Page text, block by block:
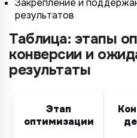
Закрепление и
результатов
Таблица: этапы
конверсии и
результаты
Этап
оптимизации
Правила обработки
https:// your-
Ozon
YandexMarket
MegaMarket
Другие
Не указывать
до 3
до 5 организаций
более 5
Не указывать
от 1 до 5 млн.
от 5 до 10 млн.
от 10 млн.